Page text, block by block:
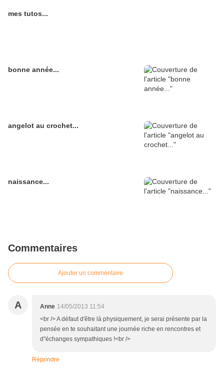
mes tutos...
bonne année...
angelot au crochet...
naissance...
Commentaires
Ajouter un commentaire
A Anne 14/05/2013 11:54
<br /> A défaut d'être là physiquement, je serai présente par la
pensée en te souhaitant une journée riche en rencontres et
d"échanges sympathiques !<br />
Répondre